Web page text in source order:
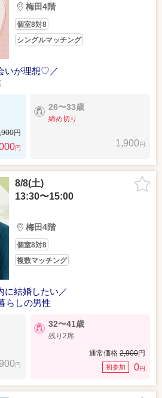
梅田4階
個室8対8
シングルマッチング
いが理想♡／
円
円
26〜33歳
締め切り
1,900円
8/8(土)
13:30〜15:00
梅田4階
個室8対8
複数マッチング
に結婚したい／
らしの男性
円
32〜41歳
残り2席
通常価格 2,900円
初参加 0円